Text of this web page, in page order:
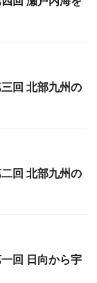
回 北部九州の
回 北部九州の
回 日向から宇